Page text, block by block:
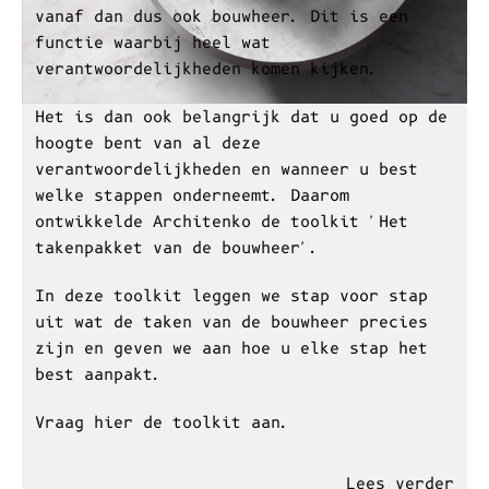
U start binnenkort met het bouwen of
verbouwen van uw droomproject. U wordt
vanaf dan dus ook bouwheer. Dit is een
functie waarbij heel wat
verantwoordelijkheden komen kijken.
Het is dan ook belangrijk dat u goed op de